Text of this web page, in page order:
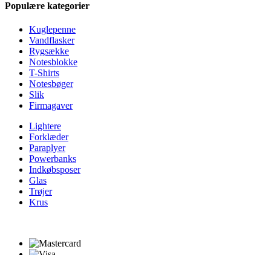
Populære kategorier
Kuglepenne
Vandflasker
Rygsække
Notesblokke
T-Shirts
Notesbøger
Slik
Firmagaver
Lightere
Forklæder
Paraplyer
Powerbanks
Indkøbsposer
Glas
Trøjer
Krus